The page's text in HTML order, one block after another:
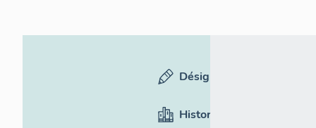
Désignation
Historique